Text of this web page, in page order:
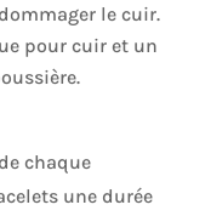
le cuir.
pour cuir et un
chaque
une durée